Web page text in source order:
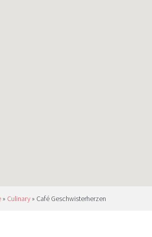
» Culinary » Café Geschwisterherzen